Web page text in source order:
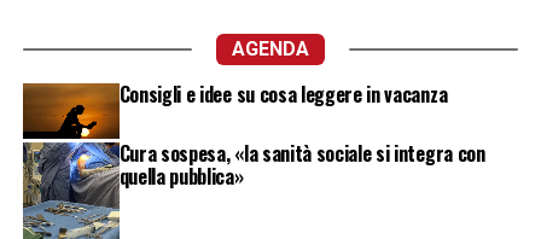
AGENDA
Consigli e idee su cosa leggere in vacanza
Cura sospesa, «la sanità sociale si integra con
quella pubblica»